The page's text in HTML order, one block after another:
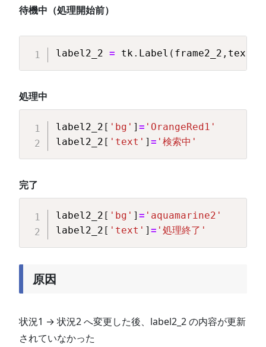
待機中（処理開始前）
label2_2 = tk. Label ( frame2_2 , text
Copy
処理中
label2_2 [ 'bg' ] = 'OrangeRed1'
label2_2 [ 'text' ] = '検索中'
完了
label2_2 [ 'bg' ] = 'aquamarine2'
label2_2 [ 'text' ] = '処理終了'
原因
状況1 → 状況2 へ変更した後、label2_2 の内容が更新
されていなかった